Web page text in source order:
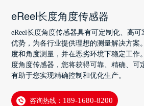
eReel长度角度传感器
eReel长度角度传感器具有可定制化、高
优势，为各行业提供理想的测量解决方案
度和角度测量，并在恶劣环境下稳定工作
度角度传感器，您将获得可靠、精确、可
有助于您实现精确控制和优化生产。
咨询热线： 189-1680-8200